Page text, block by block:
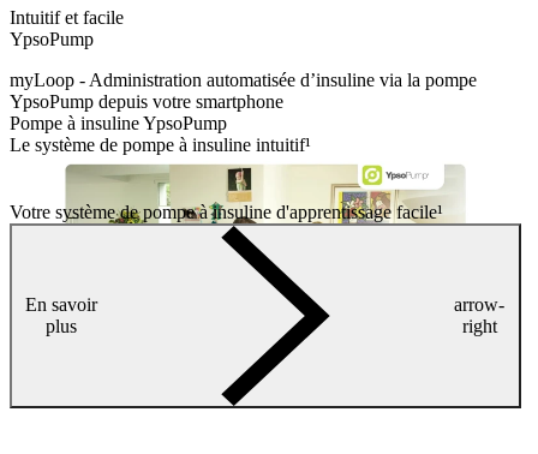
Intuitif et facile
YpsoPump
myLoop - Administration automatisée d’insuline via la pompe
YpsoPump depuis votre smartphone
Pompe à insuline YpsoPump
Le système de pompe à insuline intuitif¹
Votre système de pompe à insuline d'apprentissage facile¹
En savoir
plus
arrow-
right